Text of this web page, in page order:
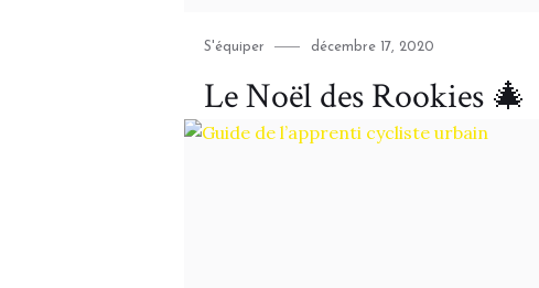
Category
S'équiper
Posted
décembre 17, 2020
Le Noël des Rookies 🎄